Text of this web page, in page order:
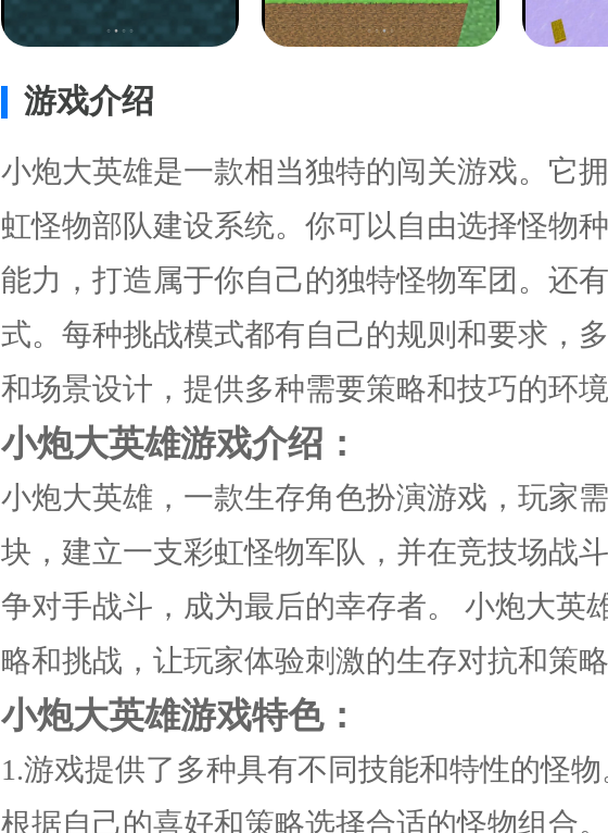
游戏介绍
小炮大英雄是一款相当独特的闯关游戏。它
虹怪物部队建设系统。你可以自由选择怪物
能力，打造属于你自己的独特怪物军团。还
式。每种挑战模式都有自己的规则和要求，
和场景设计，提供多种需要策略和技巧的环境
小炮大英雄游戏介绍：
小炮大英雄，一款生存角色扮演游戏，玩家
块，建立一支彩虹怪物军队，并在竞技场战
争对手战斗，成为最后的幸存者。 小炮大英
略和挑战，让玩家体验刺激的生存对抗和策略
小炮大英雄游戏特色：
1.游戏提供了多种具有不同技能和特性的怪
根据自己的喜好和策略选择合适的怪物组合。